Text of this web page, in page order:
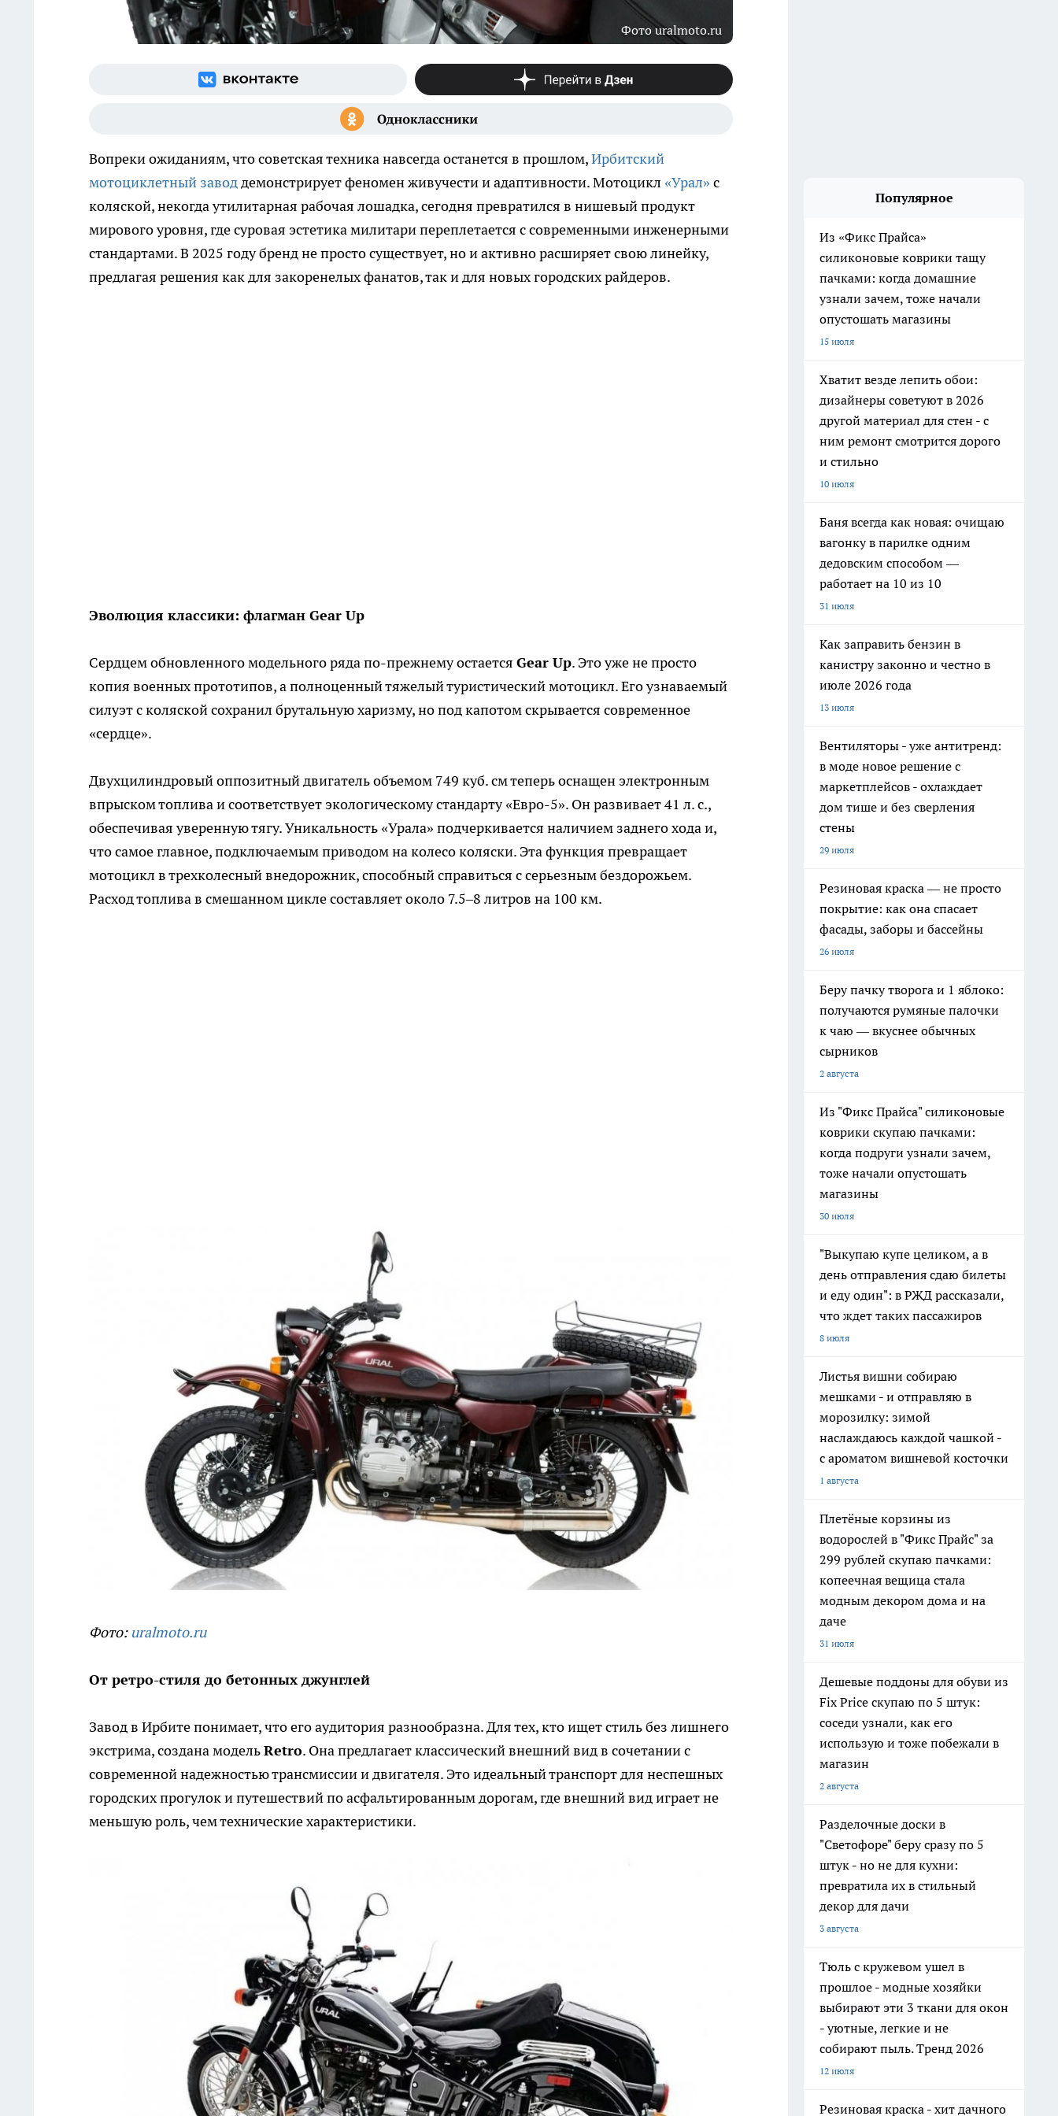
Фото uralmoto.ru
Вопреки ожиданиям, что советская техника навсегда останется в прошлом,Ирбитский
мотоциклетный заводдемонстрирует феномен живучести и адаптивности. Мотоцикл «Урал» с
коляской, некогда утилитарная рабочая лошадка, сегодня превратился в нишевый продукт
мирового уровня, где суровая эстетика милитари переплетается с современными инженерными
стандартами. В 2025 году бренд не просто существует, но и активно расширяет свою линейку,
предлагая решения как для закоренелых фанатов, так и для новых городских райдеров.
Эволюция классики: флагман Gear Up
Сердцем обновленного модельного ряда по-прежнему остается Gear Up. Это уже не просто
копия военных прототипов, а полноценный тяжелый туристический мотоцикл. Его узнаваемый
силуэт с коляской сохранил брутальную харизму, но под капотом скрывается современное
«сердце».
Двухцилиндровый оппозитный двигатель объемом 749 куб. см теперь оснащен электронным
впрыском топлива и соответствует экологическому стандарту «Евро-5». Он развивает 41 л. с.,
обеспечивая уверенную тягу. Уникальность «Урала» подчеркивается наличием заднего хода и,
что самое главное, подключаемым приводом на колесо коляски. Эта функция превращает
мотоцикл в трехколесный внедорожник, способный справиться с серьезным бездорожьем.
Расход топлива в смешанном цикле составляет около 7.5–8 литров на 100 км.
Фото: uralmoto.ru
От ретро-стиля до бетонных джунглей
Завод в Ирбите понимает, что его аудитория разнообразна. Для тех, кто ищет стиль без лишнего
экстрима, создана модельRetro. Она предлагает классический внешний вид в сочетании с
современной надежностью трансмиссии и двигателя. Это идеальный транспорт для неспешных
городских прогулок и путешествий по асфальтированным дорогам, где внешний вид играет не
меньшую роль, чем технические характеристики.
Популярное
Из «Фикс Прайса»
силиконовые коврики тащу
пачками: когда домашние
узнали зачем, тоже начали
опустошать магазины
15 июля
Хватит везде лепить обои:
дизайнеры советуют в 2026
другой материал для стен - с
ним ремонт смотрится дорого
и стильно
10 июля
Баня всегда как новая: очищаю
вагонку в парилке одним
дедовским способом —
работает на 10 из 10
31 июля
Как заправить бензин в
канистру законно и честно в
июле 2026 года
13 июля
Вентиляторы - уже антитренд:
в моде новое решение с
маркетплейсов - охлаждает
дом тише и без сверления
стены
29 июля
Резиновая краска — не просто
покрытие: как она спасает
фасады, заборы и бассейны
26 июля
Беру пачку творога и 1 яблоко:
получаются румяные палочки
к чаю — вкуснее обычных
сырников
2 августа
Из "Фикс Прайса" силиконовые
коврики скупаю пачками:
когда подруги узнали зачем,
тоже начали опустошать
магазины
30 июля
"Выкупаю купе целиком, а в
день отправления сдаю билеты
и еду один": в РЖД рассказали,
что ждет таких пассажиров
8 июля
Листья вишни собираю
мешками - и отправляю в
морозилку: зимой
наслаждаюсь каждой чашкой -
с ароматом вишневой косточки
1 августа
Плетёные корзины из
водорослей в "Фикс Прайс" за
299 рублей скупаю пачками:
копеечная вещица стала
модным декором дома и на
даче
31 июля
Дешевые поддоны для обуви из
Fix Price скупаю по 5 штук:
соседи узнали, как его
использую и тоже побежали в
магазин
2 августа
Разделочные доски в
"Светофоре" беру сразу по 5
штук - но не для кухни:
превратила их в стильный
декор для дачи
3 августа
Тюль с кружевом ушел в
прошлое - модные хозяйки
выбирают эти 3 ткани для окон
- уютные, легкие и не
собирают пыль. Тренд 2026
12 июля
Резиновая краска - хит дачного